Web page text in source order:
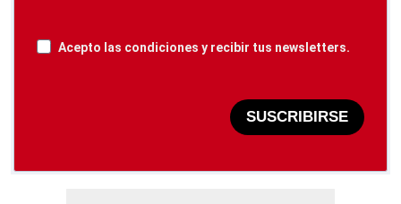
Acepto las condiciones y recibir tus newsletters.
SUSCRIBIRSE